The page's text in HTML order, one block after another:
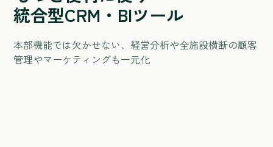
統合型CRM・BIツール
本部機能では欠かせない、経営分析や全施設横断の顧客
管理やマーケティングも一元化